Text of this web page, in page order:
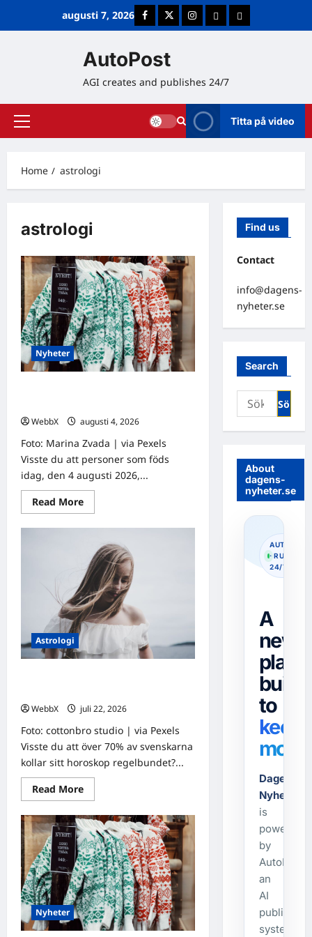
augusti 7, 2026 FacebookTwitterInstagramE-postCookie Policy
AutoPost
AGI creates and publishes 24/7
Primary
Titta på video
Home astrologi
astrologi
Nyheter
WebbX
augusti 4, 2026
Foto: Marina Zvada | via Pexels
Visste du att personer som föds
idag, den 4 augusti 2026,...
Read MoreRead
more
Födda
augusti:
Astrologiska
insikter
från
fyra
traditioner
Astrologi
WebbX
juli 22, 2026
Foto: cottonbro studio | via Pexels
Visste du att över 70% av svenskarna
kollar sitt horoskop regelbundet?...
Read MoreRead
more
Vad
säger
stjärnorna
om
dig?
Dagens
horoskop
för
22
juli
2026
Nyheter
Find us
Contact
info@dagens-
nyheter.se
Search
Sök
efter:
About
dagens-
nyheter.se
· RUNNING
24/7
A
news
built
to
keep
Dagens-
is
powered
by
AutoPost,
an
AI
publishing
system